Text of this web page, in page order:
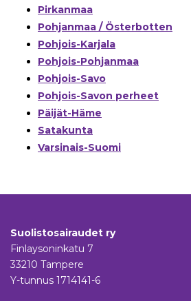
Pirkanmaa
Pohjanmaa / Österbotten
Pohjois-Karjala
Pohjois-Pohjanmaa
Pohjois-Savo
Pohjois-Savon perheet
Päijät-Häme
Satakunta
Varsinais-Suomi
Suolistosairaudet ry
Finlaysoninkatu 7
33210 Tampere
Y-tunnus 1714141-6